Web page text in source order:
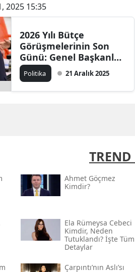
2025 15:35
2026 Yılı Bütçe
Görüşmelerinin Son
Günü: Genel Başkanlar
Bir Araya Geldi
Politika 21 Aralık 2025
TREND
Ahmet Göçmez
Kimdir?
Ela Rümeysa Cebeci
Kimdir, Neden
Tutuklandı? İşte Tüm
Detaylar
Çarpıntı’nın Aslı’sı